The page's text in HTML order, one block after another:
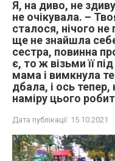
Я, на диво, не
не очікувала. –
сталося, нічого не
ще не знайшла
сестра, повинна
є, то ж візьми її
мама і вимкнула
дбала, і ось
наміру цього
Дата публікації: 15.10.2021